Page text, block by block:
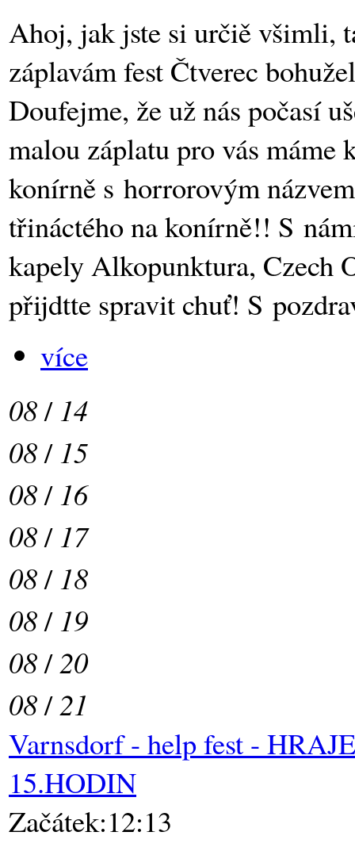
Ahoj, jak jste si určiě všimli,
záplavám fest Čtverec
Doufejme, že už nás počasí
malou záplatu pro vás máme
konírně s horrorovým
třináctého na konírně!! S
kapely Alkopunktura, Czech
přijdtte spravit chuť! S
více
08/14
08/15
08/16
08/17
08/18
08/19
08/20
08/21
Varnsdorf - help fest -
15.HODIN
Začátek:12:13